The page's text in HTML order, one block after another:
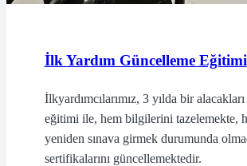
İlk Yardım Güncelleme Eğitimi
İlkyardımcılarımız, 3 yılda bir
eğitimi ile, hem bilgilerini tazelemekte,
yeniden sınava girmek durumunda
sertifikalarını güncellemektedir.